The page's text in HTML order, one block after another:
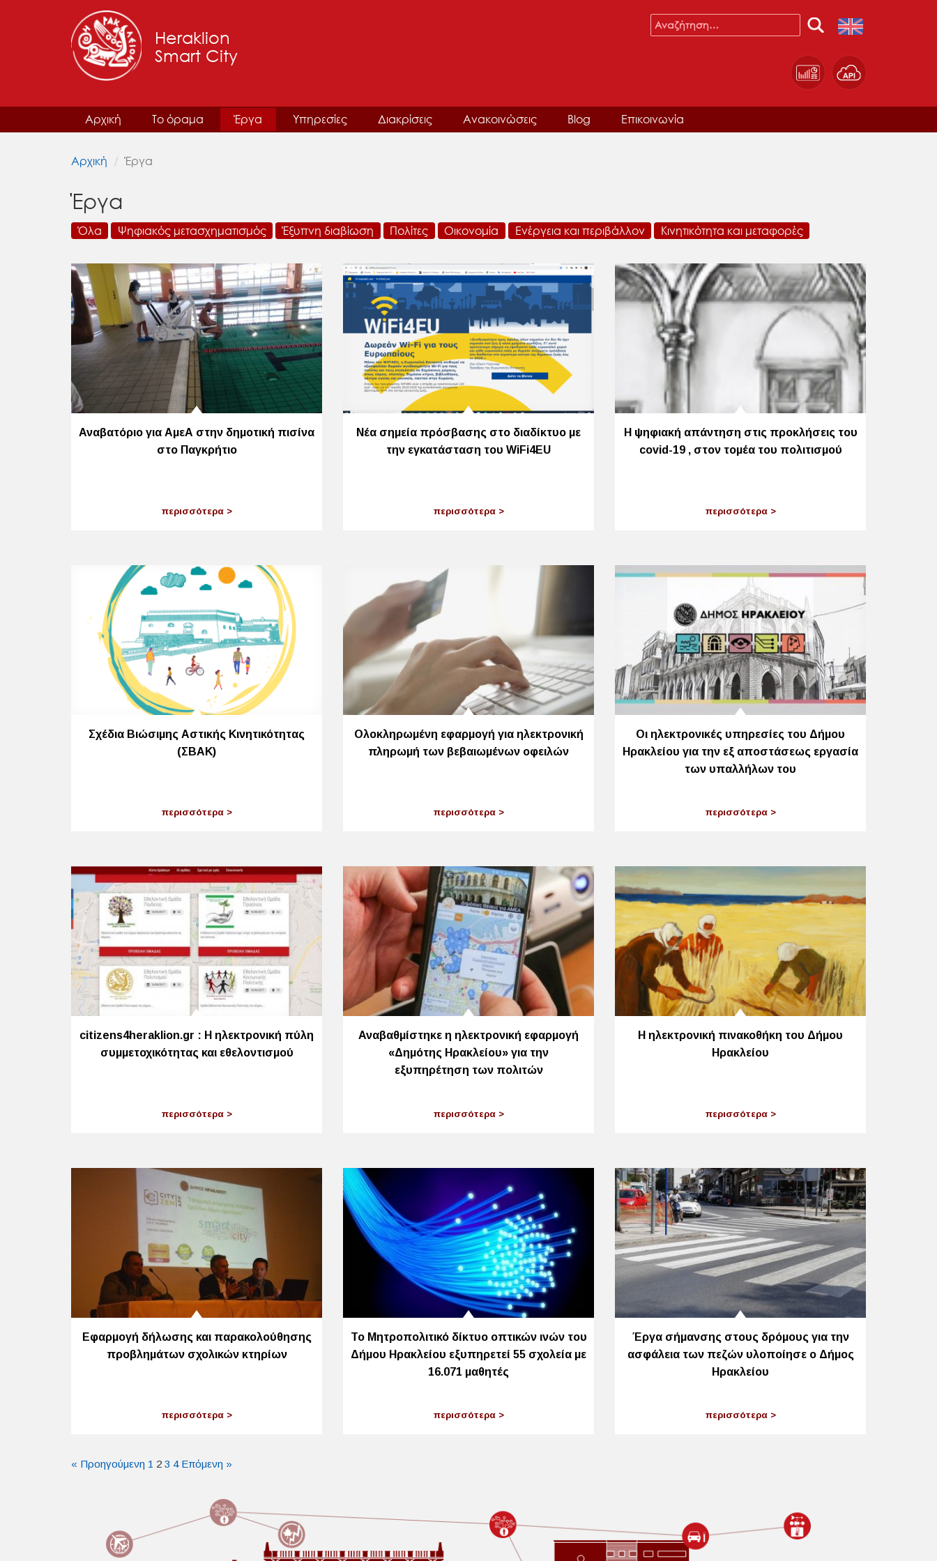
Heraklion
Smart City
Αρχική Το όραμα Έργα Υπηρεσίες Διακρίσεις Ανακοινώσεις Blog Επικοινωνία
Αρχική Έργα
Έργα
Όλα Ψηφιακός μετασχηματισμός Έξυπνη διαβίωση Πολίτες Οικονομία Ενέργεια και περιβάλλον Κινητικότητα και μεταφορές
Αναβατόριο για ΑμεΑ στην δημοτική πισίνα
στο Παγκρήτιο
περισσότερα
Νέα σημεία πρόσβασης στο διαδίκτυο με
την εγκατάσταση του WiFi4EU
περισσότερα
Η ψηφιακή απάντηση στις προκλήσεις του
covid-19 , στον τομέα του πολιτισμού
περισσότερα
Σχέδια Βιώσιμης Αστικής Κινητικότητας
(ΣΒΑΚ)
περισσότερα
Ολοκληρωμένη εφαρμογή για ηλεκτρονική
πληρωμή των βεβαιωμένων οφειλών
περισσότερα
Οι ηλεκτρονικές υπηρεσίες του Δήμου
Ηρακλείου για την εξ αποστάσεως εργασία
των υπαλλήλων του
περισσότερα
citizens4heraklion.gr : Η ηλεκτρονική πύλη
συμμετοχικότητας και εθελοντισμού
περισσότερα
Αναβαθμίστηκε η ηλεκτρονική εφαρμογή
«Δημότης Ηρακλείου» για την
εξυπηρέτηση των πολιτών
περισσότερα
Η ηλεκτρονική πινακοθήκη του Δήμου
Ηρακλείου
περισσότερα
Εφαρμογή δήλωσης και παρακολούθησης
προβλημάτων σχολικών κτηρίων
περισσότερα
Το Μητροπολιτικό δίκτυο οπτικών ινών του
Δήμου Ηρακλείου εξυπηρετεί 55 σχολεία με
16.071 μαθητές
περισσότερα
Έργα σήμανσης στους δρόμους για την
ασφάλεια των πεζών υλοποίησε ο Δήμος
Ηρακλείου
περισσότερα
« Προηγούμενη 1 2 3 4 Επόμενη »